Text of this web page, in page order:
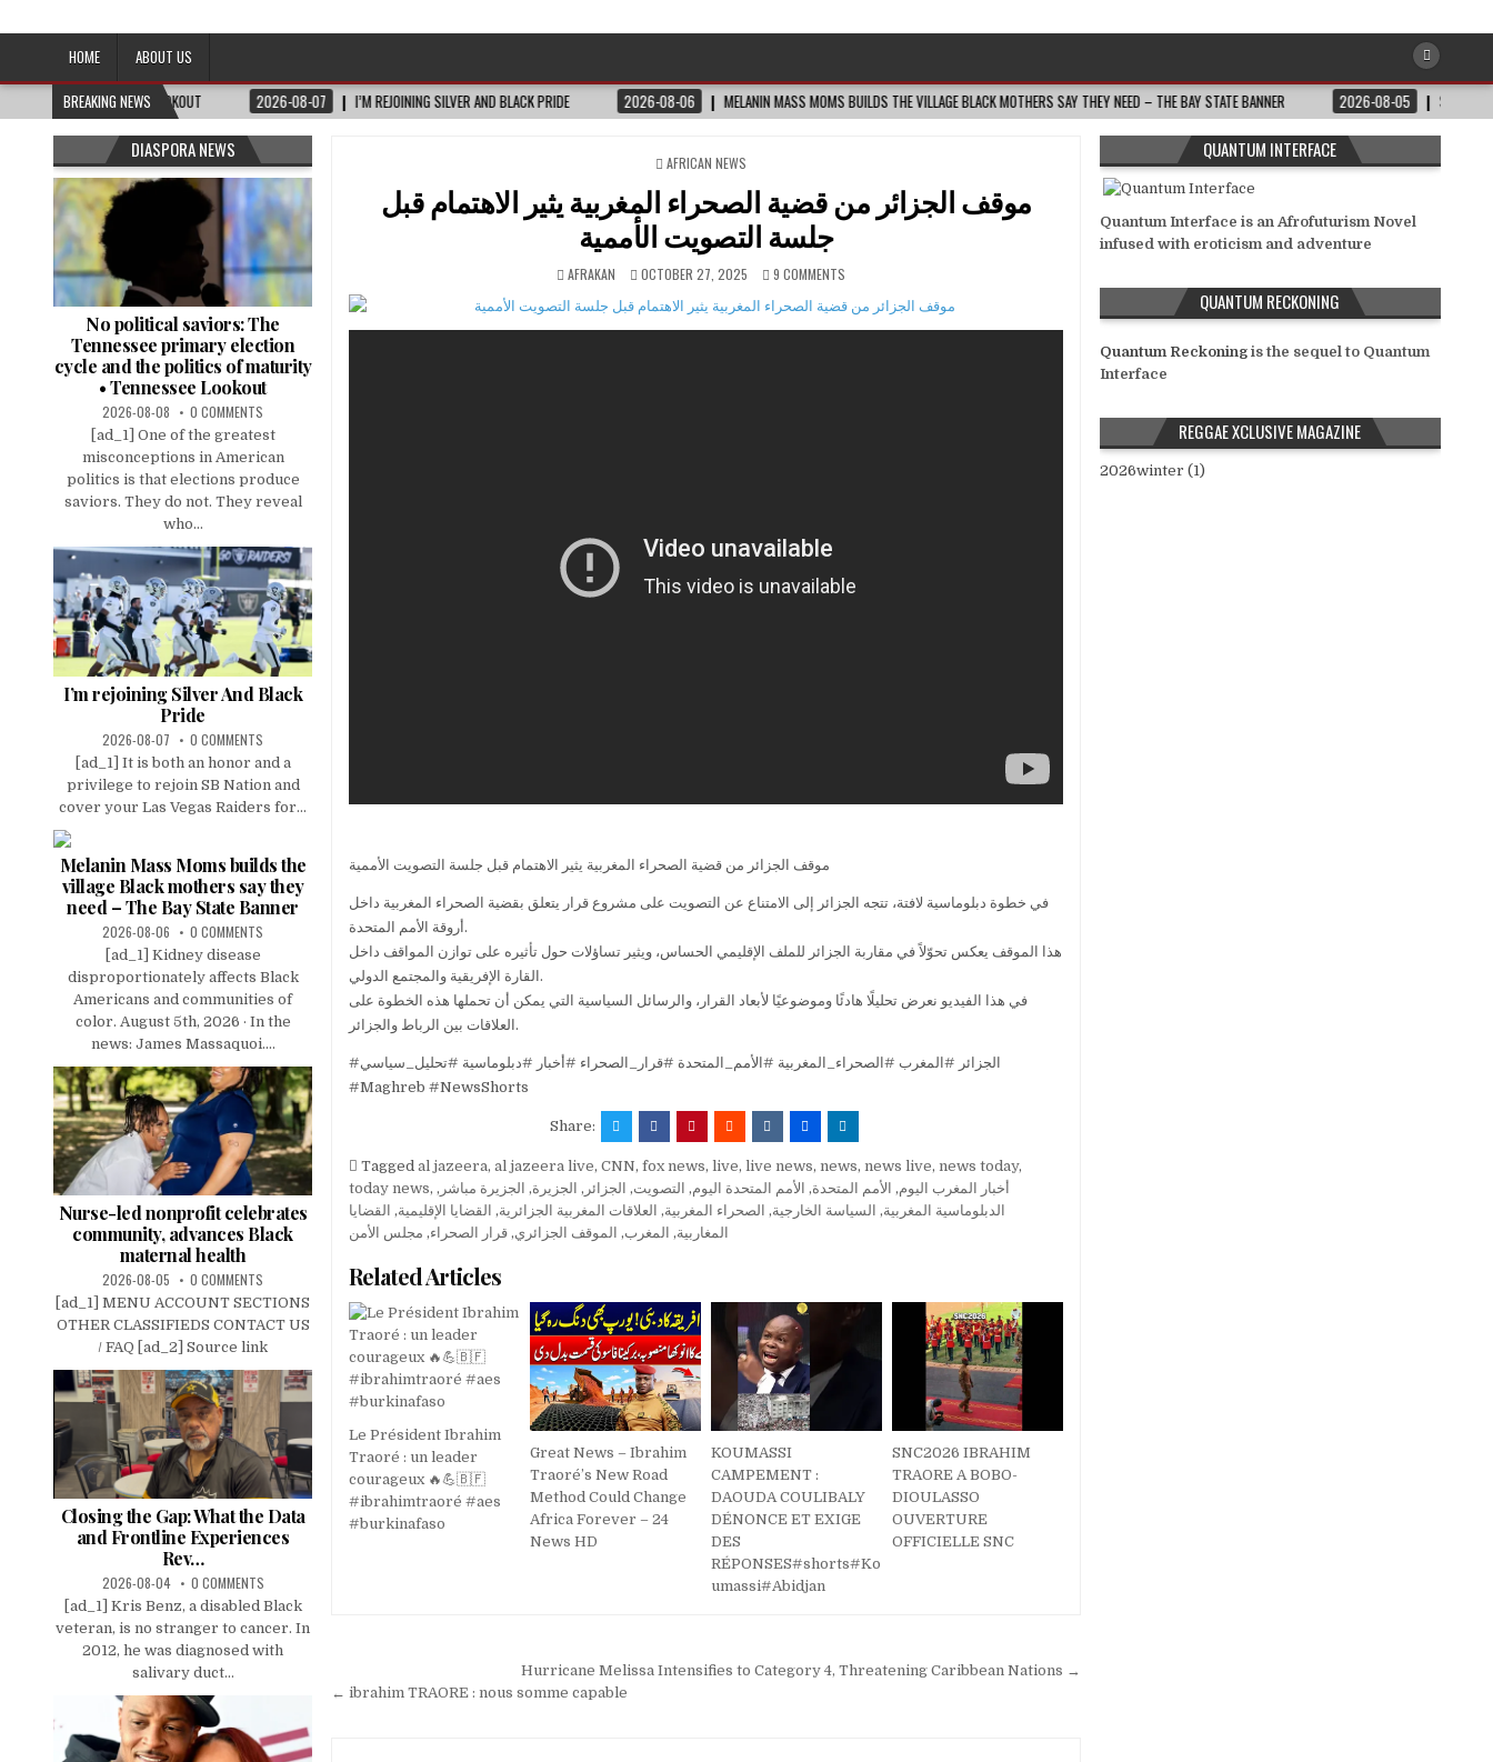
Afro-Conscious Media
HOME
ABOUT US
BREAKING NEWS
LOOKOUT 2026-08-07 I’M REJOINING SILVER AND BLACK PRIDE 2026-08-06 MELANIN MASS MOMS BUILDS THE VILLAGE BLACK MOTHERS SAY THEY NEED – THE BAY STATE BANNER 2026-08-05 SOUTH AFRICA:
POSTED
AFRICAN NEWS
موقف الجزائر من قضية الصحراء المغربية يثير الاهتمام قبل
جلسة التصويت الأممية
AFRAKAN OCTOBER 27, 2025 9 COMMENTS
موقف الجزائر من قضية الصحراء المغربية يثير الاهتمام قبل جلسة التصويت الأممية
في خطوة دبلوماسية لافتة، تتجه الجزائر إلى الامتناع عن التصويت على مشروع قرار يتعلق بقضية الصحراء المغربية داخل
أروقة الأمم المتحدة.
هذا الموقف يعكس تحوّلاً في مقاربة الجزائر للملف الإقليمي الحساس، ويثير تساؤلات حول تأثيره على توازن المواقف داخل
القارة الإفريقية والمجتمع الدولي.
في هذا الفيديو نعرض تحليلًا هادئًا وموضوعيًا لأبعاد القرار، والرسائل السياسية التي يمكن أن تحملها هذه الخطوة على
العلاقات بين الرباط والجزائر.
#الجزائر #المغرب #الصحراء_المغربية #الأمم_المتحدة #قرار_الصحراء #أخبار #دبلوماسية #تحليل_سياسي
#Maghreb #NewsShorts
Share:
Taggedal jazeera,al jazeera live,CNN,fox news,live,live news, news, news live, news today,
today news, أخبار المغرب اليوم, الأمم المتحدة, الأمم المتحدة اليوم, التصويت, الجزائر , الجزيرة, الجزيرة مباشر ,
الدبلوماسية المغربية, السياسة الخارجية, الصحراء المغربية, العلاقات المغربية الجزائرية, القضايا الإقليمية,
القضايا
المغاربية, المغرب, الموقف الجزائري, قرار الصحراء, مجلس الأمن
Related Articles
Le Président Ibrahim
Traoré : un leader
courageux 🔥💪🇧🇫
#ibrahimtraoré #aes
#burkinafaso
Great News – Ibrahim
Traoré’s New Road
Method Could Change
Africa Forever – 24
News HD
KOUMASSI
CAMPEMENT :
DAOUDA COULIBALY
DÉNONCE ET EXIGE
DES
RÉPONSES#shorts#Ko
umassi#Abidjan
SNC2026 IBRAHIM
TRAORE A BOBO-
DIOULASSO
OUVERTURE
OFFICIELLE SNC
navigation
Hurricane Melissa Intensifies to Category 4, Threatening Caribbean Nations →
← ibrahim TRAORE : nous somme capable
DIASPORA NEWS
No political saviors: The
Tennessee primary election
cycle and the politics of maturity
• Tennessee Lookout
2026-08-08 0 COMMENTS
[ad_1] One of the greatest
misconceptions in American
politics is that elections produce
saviors. They do not. They reveal
who...
I’m rejoining Silver And Black
Pride
2026-08-07 0 COMMENTS
[ad_1] It is both an honor and a
privilege to rejoin SB Nation and
cover your Las Vegas Raiders for...
Melanin Mass Moms builds the
village Black mothers say they
need – The Bay State Banner
2026-08-06 0 COMMENTS
[ad_1] Kidney disease
disproportionately affects Black
Americans and communities of
color. August 5th, 2026 · In the
news: James Massaquoi....
Nurse-led nonprofit celebrates
community, advances Black
maternal health
2026-08-05 0 COMMENTS
[ad_1] MENU ACCOUNT SECTIONS
OTHER CLASSIFIEDS CONTACT US
/ FAQ [ad_2] Source link
Closing the Gap: What the Data
and Frontline Experiences
Rev…
2026-08-04 0 COMMENTS
[ad_1] Kris Benz, a disabled Black
veteran, is no stranger to cancer. In
2012, he was diagnosed with
salivary duct...
QUANTUM INTERFACE
Quantum Interface is an Afrofuturism Novel
infused with eroticism and adventure
QUANTUM RECKONING
Quantum Reckoningis the sequel to Quantum
Interface
REGGAE XCLUSIVE MAGAZINE
2026winter (1)